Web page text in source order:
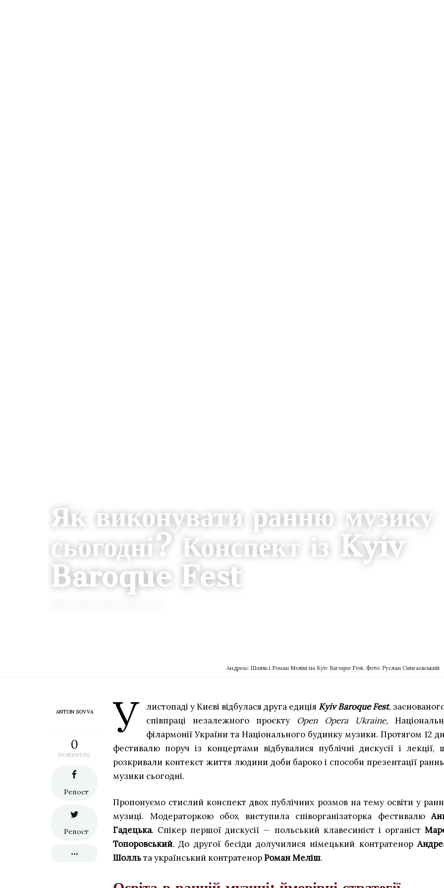
Як виконувати ранню музику
сьогодні? Конспект із Kyiv
Baroque Fest
Андреас Шолль і Роман Меліш на Kyiv Baroque Fest. Фото: Руслан Сингаєвський
У листопаді у Києві відбулася друга едиція Kyiv Baroque Fest,
співпраці незалежного проєкту Open Opera Ukraine,
філармонії України та Національного будинку музики. Протягом 12
фестивалю поруч із концертами відбувалися публічні дискусії і лекції,
розкривали контекст життя людини доби бароко і способи презентації
музики сьогодні.
Пропонуємо стислий конспект двох публічних розмов на тему освіти у
музиці. Модераторкою обох виступила співорганізаторка фестивалю
Гадецька. Спікер першої дискусії — польський клавесиніст і органіст
Топоровський. До другої бесіди долучилися німецький контратенор
Шолльта український контратенорРоман Меліш.
ANTON SOVVA
0
ПОШИРЕНЬ
Репост
Репост